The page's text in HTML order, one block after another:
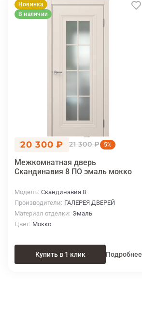
Новинка
В наличии
20 300 ₽ 21 300 ₽ 5%
Межкомнатная дверь
Скандинавия 8 ПО эмаль мокко
Модель Скандинавия 8
Производители ГАЛЕРЕЯ ДВЕРЕЙ
Материал отделки Эмаль
Цвет Мокко
Купить в 1 клик Подробнее